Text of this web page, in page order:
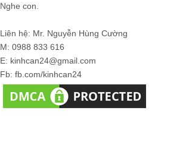
Nghe con.
Liên hệ: Mr. Nguyễn Hùng Cường
M: 0988 833 616
E: kinhcan24@gmail.com
Fb: fb.com/kinhcan24